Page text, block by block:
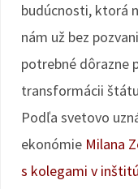
budúcnosti, ktorá
nám už bez
potrebné dôrazne
transformácii
Podľa svetovo
ekonómie Milana
s kolegami v